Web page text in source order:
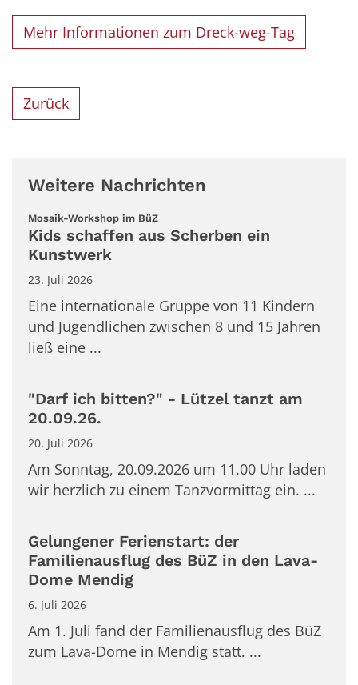
Mehr Informationen zum Dreck-weg-Tag
Zurück
Weitere Nachrichten
Mosaik-Workshop im BüZ:
Kids schaffen aus Scherben ein
Kunstwerk
23. Juli 2026
Eine internationale Gruppe von 11 Kindern
und Jugendlichen zwischen 8 und 15 Jahren
ließ eine ...
"Darf ich bitten?" - Lützel tanzt am
20.09.26.
20. Juli 2026
Am Sonntag, 20.09.2026 um 11.00 Uhr laden
wir herzlich zu einem Tanzvormittag ein. ...
Gelungener Ferienstart: der
Familienausflug des BüZ in den Lava-
Dome Mendig
6. Juli 2026
Am 1. Juli fand der Familienausflug des BüZ
zum Lava-Dome in Mendig statt. ...